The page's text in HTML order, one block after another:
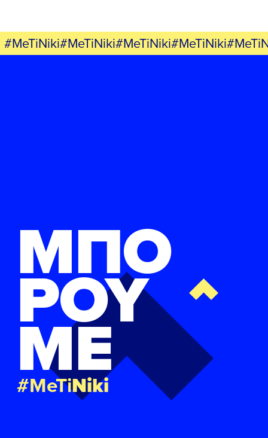
ΜΠΟ
ΡΟΥ
ΜΕ
#MeTiNiki